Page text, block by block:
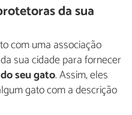
da sua
com uma associação
sua cidade para fornecer
seu gato. Assim, eles
gato com a descrição